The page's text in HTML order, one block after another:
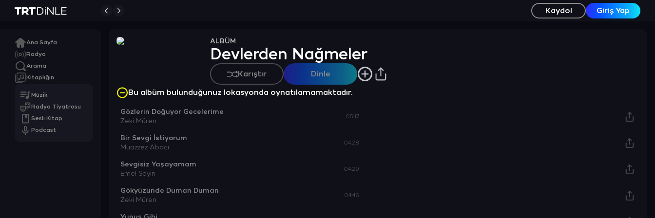
Kaydol Giriş Yap
Ana Sayfa
Radyo
Arama
Kitaplığın
Müzik
Radyo Tiyatrosu
Sesli Kitap
Podcast
ALBÜM
Devlerden Nağmeler
Karıştır Dinle
Bu albüm bulunduğunuz lokasyonda oynatılamamaktadır.
Gözlerin Doğuyor Gecelerime
Zeki Müren
05:17
Bir Sevgi İstiyorum
Muazzez Abacı
04:28
Sevgisiz Yaşayamam
Emel Sayın
04:29
Gökyüzünde Duman Duman
Zeki Müren
04:46